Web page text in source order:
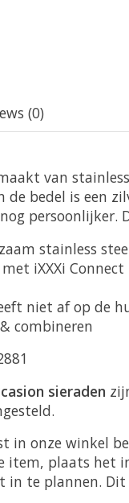
(0)
van
de bedel is een
stainless
iXXXi Connect
niet af op de
combineren
sieraden
in onze winkel
item, plaats het
in te plannen. Dit